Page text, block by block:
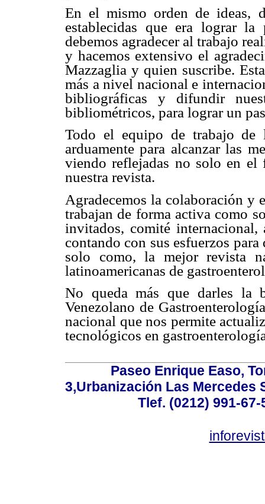
En el mismo orden de ideas,
establecidas que era lograr
debemos agradecer al trabajo
y hacemos extensivo el
Mazzaglia y quien suscribe.
más a nivel nacional e
bibliográficas y difundir
bibliométricos, para lograr un
Todo el equipo de trabajo de
arduamente para alcanzar las
viendo reflejadas no solo en el
nuestra revista.
Agradecemos la colaboración y
trabajan de forma activa como
invitados, comité internacional,
contando con sus esfuerzos
solo como, la mejor revista
latinoamericanas de
No queda más que darles la
Venezolano de
nacional que nos permite
tecnológicos en
Paseo Enrique Easo,
3,Urbanización Las Mercedes
Tlef. (0212) 991-